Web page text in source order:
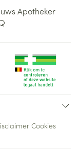
Apotheker
Cookies